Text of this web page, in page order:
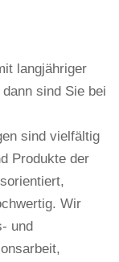
langjähriger
sind Sie bei
sind vielfältig
Produkte der
Wir
und